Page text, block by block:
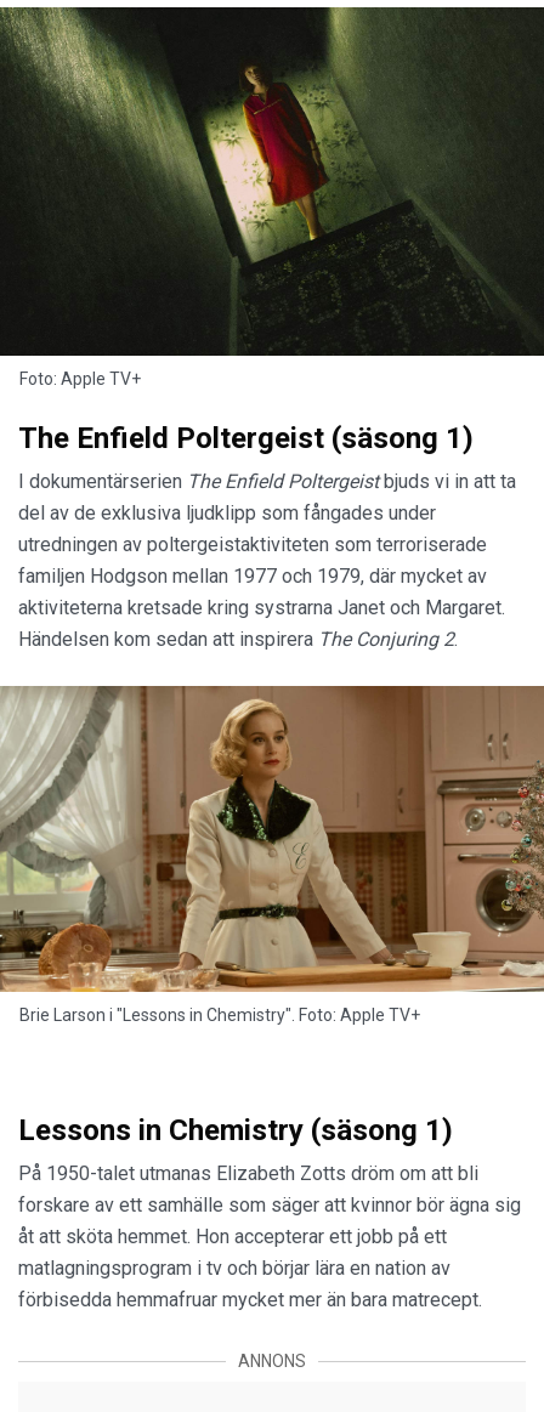
Foto: Apple TV+
The Enfield Poltergeist (säsong 1)
I dokumentärserien The Enfield Poltergeistbjuds vi in att ta
del av de exklusiva ljudklipp som fångades under
utredningen av poltergeistaktiviteten som terroriserade
familjen Hodgson mellan 1977 och 1979, där mycket av
aktiviteterna kretsade kring systrarna Janet och Margaret.
Händelsen kom sedan att inspirera The Conjuring 2.
Brie Larson i "Lessons in Chemistry". Foto: Apple TV+
Lessons in Chemistry (säsong 1)
På 1950-talet utmanas Elizabeth Zotts dröm om att bli
forskare av ett samhälle som säger att kvinnor bör ägna sig
åt att sköta hemmet. Hon accepterar ett jobb på ett
matlagningsprogram i tv och börjar lära en nation av
förbisedda hemmafruar mycket mer än bara matrecept.
ANNONS